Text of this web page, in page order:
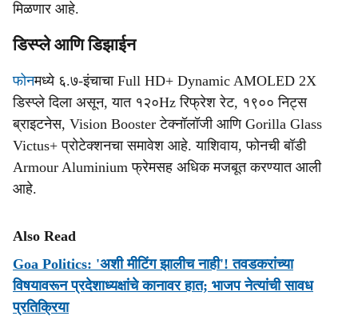
मिळणार आहे.
डिस्प्ले आणि डिझाईन
फोनमध्ये ६.७-इंचाचा Full HD+ Dynamic AMOLED 2X
डिस्प्ले दिला असून, यात १२०Hz रिफ्रेश रेट, १९०० निट्स
ब्राइटनेस, Vision Booster टेक्नॉलॉजी आणि Gorilla Glass
Victus+ प्रोटेक्शनचा समावेश आहे. याशिवाय, फोनची बॉडी
Armour Aluminium फ्रेमसह अधिक मजबूत करण्यात आली
आहे.
Also Read
Goa Politics: 'अशी मीटिंग झालीच नाही'! तवडकरांच्या
विषयावरून प्रदेशाध्‍यक्षांचे कानावर हात; भाजप नेत्यांची सावध
प्रतिक्रिया